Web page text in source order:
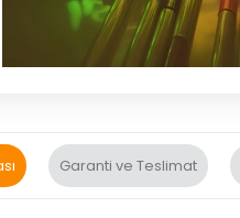
Garanti ve Teslimat